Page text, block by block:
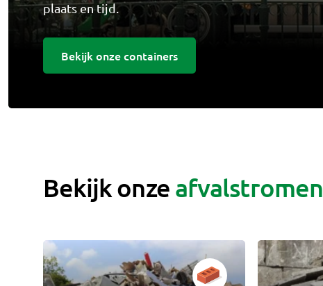
plaats en tijd.
Bekijk onze containers
Bekijk onze afvalstromen